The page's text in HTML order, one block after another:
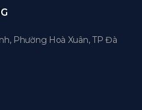
Phường Hoà Xuân, TP Đà